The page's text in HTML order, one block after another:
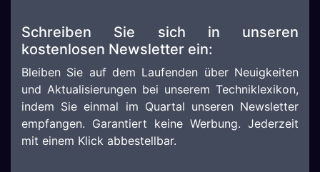
Schreiben Sie sich in unseren
kostenlosen Newsletter ein:
Bleiben Sie auf dem Laufenden über Neuigkeiten
und Aktualisierungen bei unserem Techniklexikon,
indem Sie einmal im Quartal unseren Newsletter
empfangen. Garantiert keine Werbung. Jederzeit
mit einem Klick abbestellbar.